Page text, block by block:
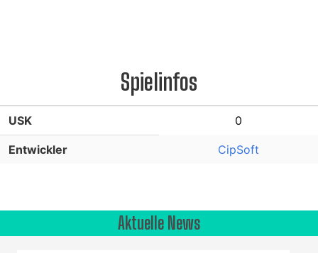
Spielinfos
USK 0
Entwickler CipSoft
Aktuelle News